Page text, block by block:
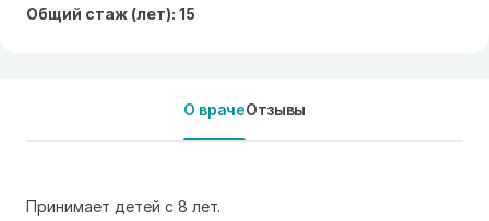
Общий стаж (лет): 15
О врачеОтзывы
Принимает детей с 8 лет.